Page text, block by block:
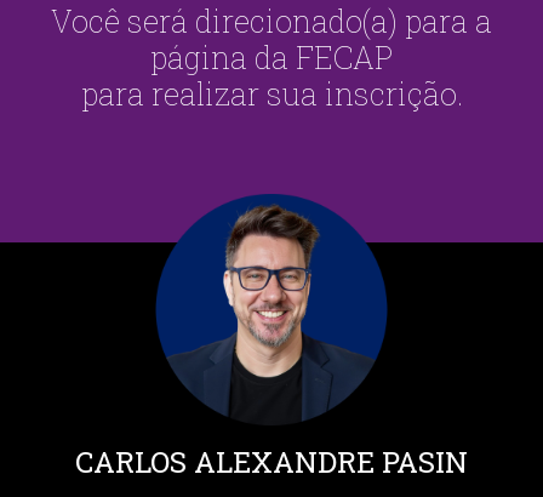
Você será direcionado(a) para a
página da FECAP
para realizar sua inscrição.
CARLOS ALEXANDRE PASIN